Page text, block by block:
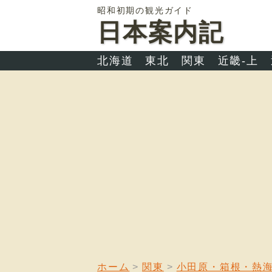
昭和初期の観光ガイド
日本案内記
北海道 東北 関東 近畿-上
ホーム 関東 小田原・箱根・熱